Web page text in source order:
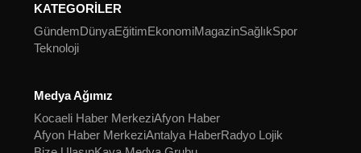
KATEGORİLER
GündemDünyaEğitimEkonomiMagazinSağlıkSpor
Teknoloji
Medya Ağımız
Kocaeli Haber MerkeziAfyon Haber
Afyon Haber MerkeziAntalya HaberRadyo Lojik